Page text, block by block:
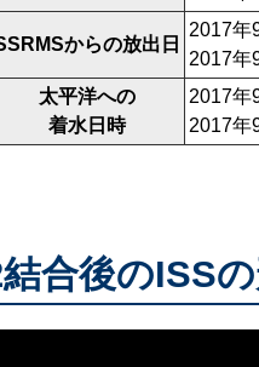
からの放出日
2017年
2017年
太平洋への
着水日時
2017年
2017年
合後のISS